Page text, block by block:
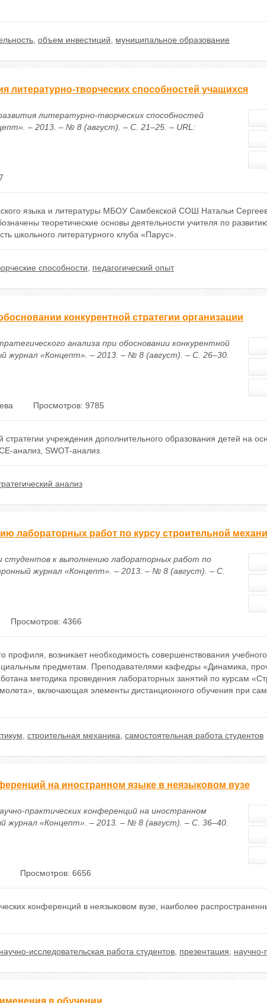
объем инвестиций муниципальное образование
литературно-творческих способностей учащихся
литературно-творческих способностей
– 2013. – № 8 (август). – С. 21–25. – URL:
языка и литературы МБОУ Самбекской СОШ Натальи
теоретические основы деятельности учителя по
школьного литературного клуба «Парус».
способности педагогический опыт
конкурентной стратегии организации
анализа при обосновании конкурентной
журнал «Концепт». – 2013. – № 8 (август). – С. 26–30.
Просмотров: 9785
учреждения дополнительного образования детей на
анализ, SWOT-анализ.
анализ
лабораторных работ по курсу строительной
к выполнению лабораторных работ по
журнал «Концепт». – 2013. – № 8 (август). – С.
Просмотров: 4366
профиля, возникает необходимость совершенствования
предметам. Преподавателями кафедры «Динамика,
методика проведения лабораторных занятий по курсам
включающая элементы дистанционного обучения при
строительная механика самостоятельная работа студентов
на иностранном языке в неязыковом вузе
практических конференций на иностранном
журнал «Концепт». – 2013. – № 8 (август). – С. 36–40.
Просмотров: 6656
конференций в неязыковом вузе, наиболее
научно-исследовательская работа студентов презентация научно-
в обучении